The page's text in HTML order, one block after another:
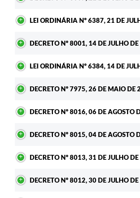
LEI ORDINÁRIA Nº 6387, 21 DE
DECRETO Nº 8001, 14 DE JULHO
LEI ORDINÁRIA Nº 6384, 14 DE
DECRETO Nº 7975, 26 DE MAIO DE
DECRETO Nº 8016, 06 DE AGOSTO
DECRETO Nº 8015, 04 DE AGOSTO
DECRETO Nº 8013, 31 DE JULHO
DECRETO Nº 8012, 30 DE JULHO